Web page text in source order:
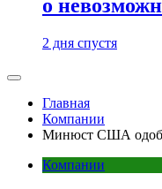
о
2 дня спустя
Главная
Компании
Минюст США
Компании